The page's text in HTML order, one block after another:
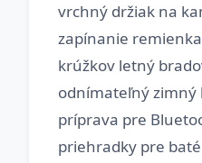
vrchný držiak na
zapínanie
krúžkov letný
odnímateľný
príprava pre
priehradky pre